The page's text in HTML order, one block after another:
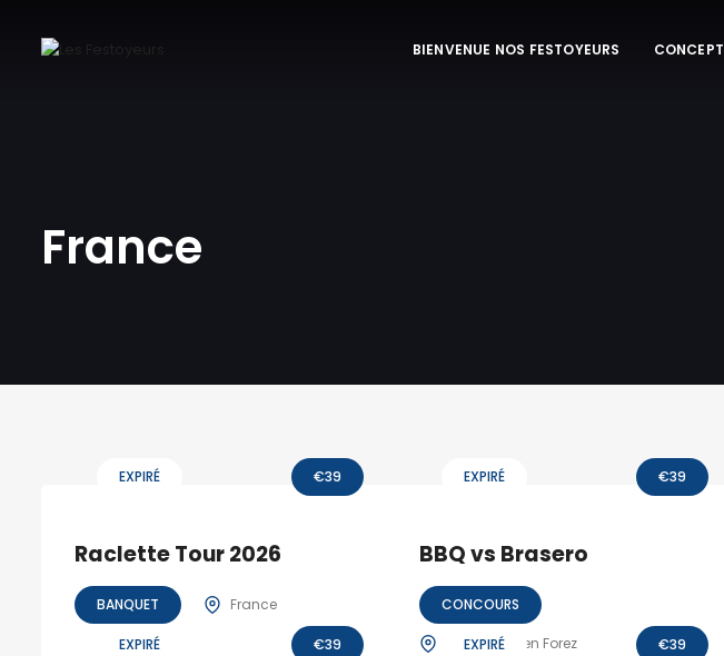
BIENVENUE NOS FESTOYEURS CONCEPT
France
EXPIRÉ €39
Raclette Tour 2026
BANQUET France
EXPIRÉ €39
BBQ vs Brasero
CONCOURS
Bellegarde en Forez
EXPIRÉ €39 EXPIRÉ €39